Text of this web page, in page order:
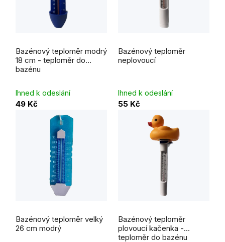
Bazénový teploměr modrý
18 cm - teploměr do
bazénu
Ihned k odeslání
49 Kč
Bazénový teploměr
neplovoucí
Ihned k odeslání
55 Kč
Bazénový teploměr velký
26 cm modrý
Bazénový teploměr
plovoucí kačenka -
teploměr do bazénu